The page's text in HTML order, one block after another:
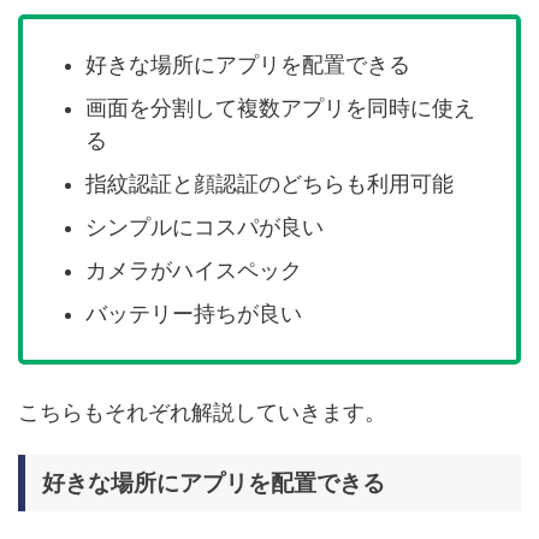
好きな場所にアプリを配置できる
画面を分割して複数アプリを同時に使え
る
指紋認証と顔認証のどちらも利用可能
シンプルにコスパが良い
カメラがハイスペック
バッテリー持ちが良い
こちらもそれぞれ解説していきます。
好きな場所にアプリを配置できる